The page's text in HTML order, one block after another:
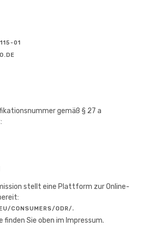
01
gemäß § 27 a
stellt eine Plattform zur Online-
CONSUMERS/ODR/.
finden Sie oben im Impressum.